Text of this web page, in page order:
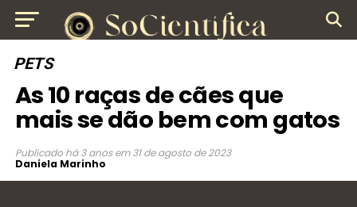
PETS
As 10 raças de cães que
mais se dão bem com gatos
Publicado há 3 anos em 31 de agosto de 2023
Daniela Marinho